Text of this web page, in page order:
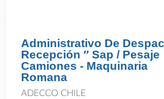
Administrativo De
Recepción ″ Sap / Pesaje
Camiones - Maquinaria
Romana
ADECCO CHILE